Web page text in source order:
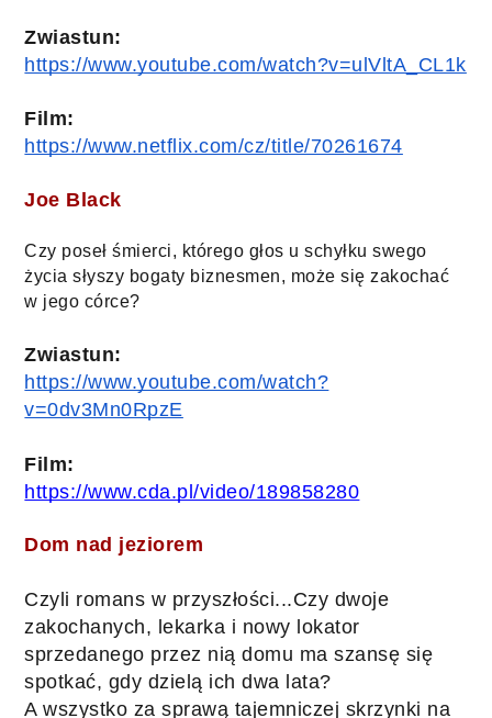
Zwiastun:
https://www.youtube.com/watch?v=ulVltA_CL1k
Film:
https://www.netflix.com/cz/title/70261674
Joe Black
Czy poseł śmierci, którego głos u schyłku swego
życia słyszy bogaty biznesmen, może się zakochać
w jego córce?
Zwiastun:
https://www.youtube.com/watch?
v=0dv3Mn0RpzE
Film:
https://www.cda.pl/video/189858280
Dom nad jeziorem
Czyli romans w przyszłości...Czy dwoje
zakochanych, lekarka i nowy lokator
sprzedanego przez nią domu ma szansę się
spotkać, gdy dzielą ich dwa lata?
A wszystko za sprawą tajemniczej skrzynki na